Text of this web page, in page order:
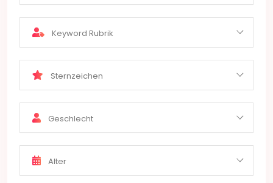
Keyword Rubrik
Sternzeichen
Geschlecht
Alter